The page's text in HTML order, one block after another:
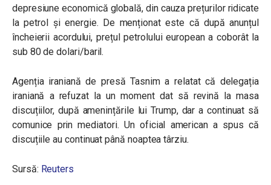
depresiune economică globală, din cauza prețurilor ridicate
la petrol și energie. De menționat este că după anunțul
încheierii acordului, prețul petrolului european a coborât la
sub 80 de dolari/baril.
Agenția iraniană de presă Tasnim a relatat că delegația
iraniană a refuzat la un moment dat să revină la masa
discuțiilor, după amenințările lui Trump, dar a continuat să
comunice prin mediatori. Un oficial american a spus că
discuțiile au continuat până noaptea târziu.
Sursă: Reuters